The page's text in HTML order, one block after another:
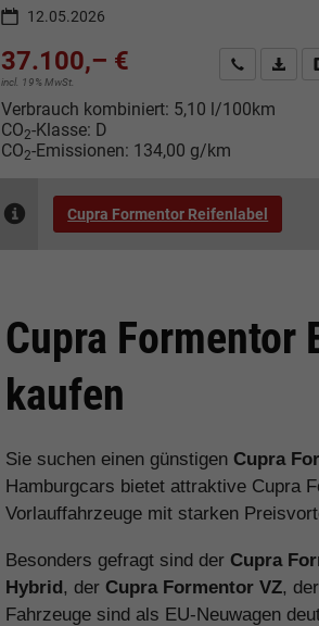
12.05.2026
37.100,– €
incl. 19% MwSt.
Kontakt &
Verbrauch kombiniert: 5,10 l/100km
CO2-Klasse: D
CO2-Emissionen: 134,00 g/km
Cupra Formentor Reifenlabel
Cupra Formentor
kaufen
Sie suchen einen günstigenCupra
Hamburgcars bietet attraktive Cupra
Vorlauffahrzeuge mit starken
Besonders gefragt sind derCupra
Hybrid, derCupra Formentor VZ,
Fahrzeuge sind als EU-Neuwagen